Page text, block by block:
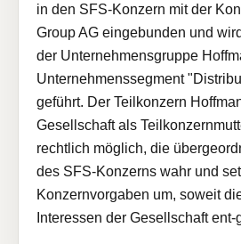
in den SFS-Konzern mit der
Group AG eingebunden und
der Unternehmensgruppe
Unternehmenssegment
geführt. Der Teilkonzern
Gesellschaft als
rechtlich möglich, die
des SFS-Konzerns wahr und
Konzernvorgaben um, soweit
Interessen der Gesellschaft